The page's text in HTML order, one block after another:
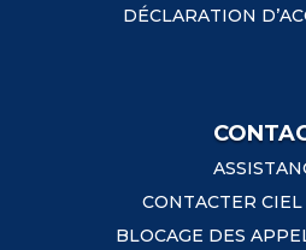
DÉCLARATION
CONTACTER
BLOCAGE DES